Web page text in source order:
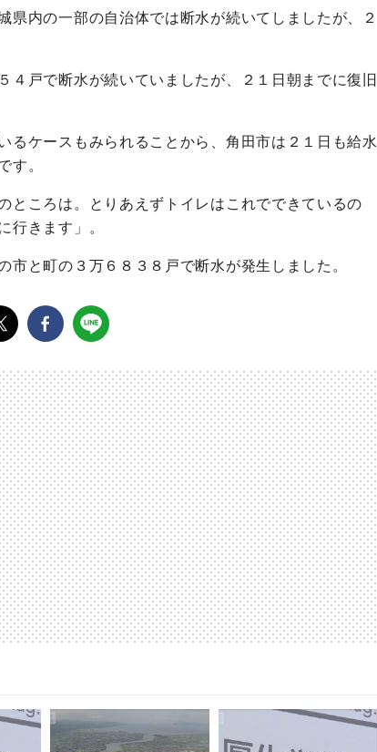
内の一部の自治体では断水が続いてしましたが、２
戸で断水が続いていましたが、２１日朝までに復旧
ケースもみられることから、角田市は２１日も給水
す。
ところは。とりあえずトイレはこれでできているの
行きます」。
市と町の３万６８３８戸で断水が発生しました。